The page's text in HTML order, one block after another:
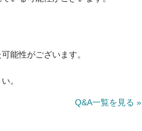
能性がございます。
。
Q&A一覧を見る »